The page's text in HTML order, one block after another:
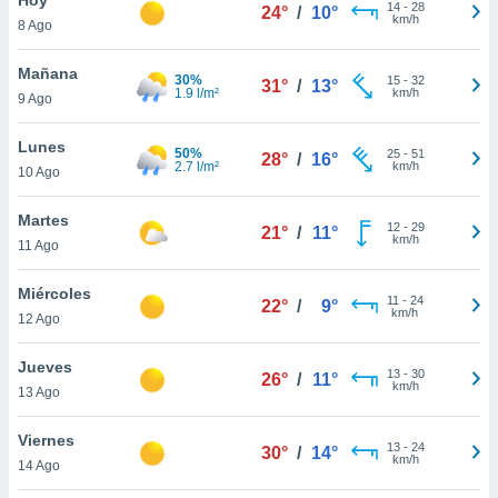
en
más
nuestra
de
cookies
aceptar
8 Ago
24° / 10° 14- 28
km/h
Mañana
9 Ago
30%
1.9 l/m²
31° / 13° 15- 32
km/h
Lunes
10 Ago
50%
2.7 l/m²
28° / 16° 25- 51
km/h
Martes
11 Ago
21° / 11° 12- 29
km/h
Miércoles
12 Ago
22° / 9° 11 - 24
km/h
Jueves
13 Ago
26° / 11° 13- 30
km/h
Viernes
14 Ago
30° / 14° 13- 24
km/h